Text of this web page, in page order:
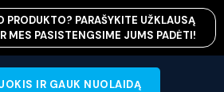
PRODUKTO? PARAŠYKITE UŽKLAUSĄ
MES PASISTENGSIME JUMS PADĖTI!
IR GAUK NUOLAIDĄ